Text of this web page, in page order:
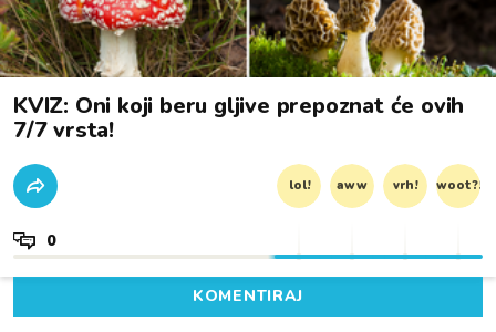
KVIZ: Oni koji beru gljive prepoznat će ovih
7/7 vrsta!
lol! aww vrh! woot?!
0
KOMENTIRAJ